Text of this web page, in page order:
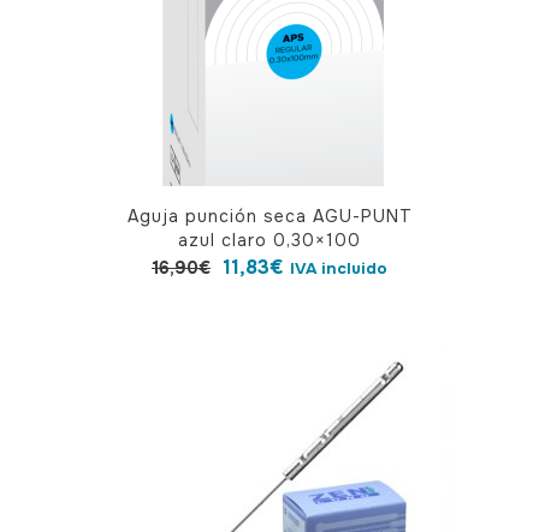
Aguja punción seca AGU-PUNT
azul claro 0,30×100
16,90€
El
11,83€ El
IVA incluido